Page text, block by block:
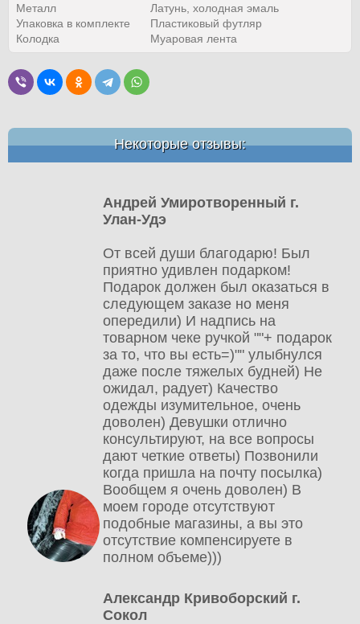
Металл
Латунь, холодная эмаль
Упаковка в комплекте
Пластиковый футляр
Колодка
Муаровая лента
Некоторые отзывы:
Андрей Умиротворенный г.
Улан-Удэ
От всей души благодарю! Был
приятно удивлен подарком!
Подарок должен был оказаться в
следующем заказе но меня
опередили) И надпись на
товарном чеке ручкой ""+ подарок
за то, что вы есть=)"" улыбнулся
даже после тяжелых будней) Не
ожидал, радует) Качество
одежды изумительное, очень
доволен) Девушки отлично
консультируют, на все вопросы
дают четкие ответы) Позвонили
когда пришла на почту посылка)
Вообщем я очень доволен) В
моем городе отсутствуют
подобные магазины, а вы это
отсутствие компенсируете в
полном объеме)))
Александр Кривоборский г.
Сокол